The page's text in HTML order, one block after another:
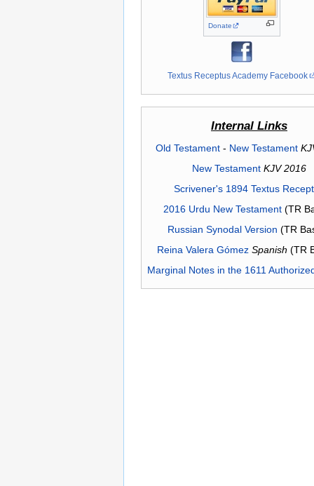
Donate
Textus Receptus Academy Facebook
Internal Links
Old Testament- New Testament
New Testament KJV 2016
Scrivener's 1894 Textus
2016 Urdu New Testament(TR
Russian Synodal Version (TR
Reina Valera Gómez Spanish (TR
Marginal Notes in the 1611